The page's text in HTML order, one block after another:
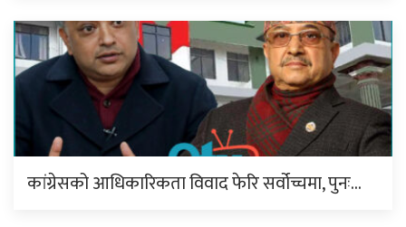
कांग्रेसको आधिकारिकता विवाद फेरि सर्वोच्चमा, पुनः…